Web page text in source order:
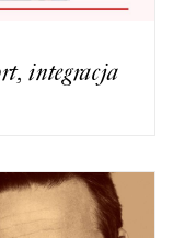
integracja